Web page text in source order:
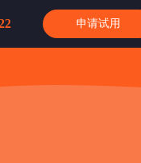
申请试用